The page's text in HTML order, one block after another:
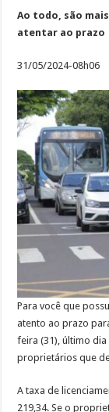
Ao todo, são
atentar ao prazo
31/05/2024-08h06
Para você que
atento ao prazo
feira (31), último dia
proprietários que
A taxa de
219,34. Se o